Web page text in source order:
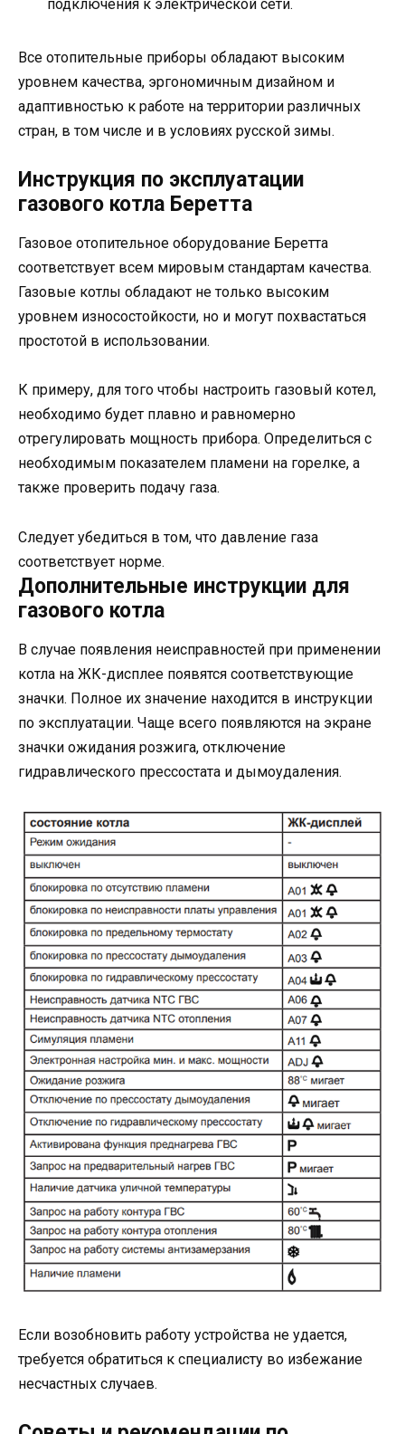
подключения к электрической сети.
Все отопительные приборы обладают высоким
уровнем качества, эргономичным дизайном и
адаптивностью к работе на территории различных
стран, в том числе и в условиях русской зимы.
Инструкция по эксплуатации
газового котла Беретта
Газовое отопительное оборудование Беретта
соответствует всем мировым стандартам качества.
Газовые котлы обладают не только высоким
уровнем износостойкости, но и могут похвастаться
простотой в использовании.
К примеру, для того чтобы настроить газовый котел,
необходимо будет плавно и равномерно
отрегулировать мощность прибора. Определиться с
необходимым показателем пламени на горелке, а
также проверить подачу газа.
Следует убедиться в том, что давление газа
соответствует норме.
Дополнительные инструкции для
газового котла
В случае появления неисправностей при применении
котла на ЖК-дисплее появятся соответствующие
значки. Полное их значение находится в инструкции
по эксплуатации. Чаще всего появляются на экране
значки ожидания розжига, отключение
гидравлического прессостата и дымоудаления.
Если возобновить работу устройства не удается,
требуется обратиться к специалисту во избежание
несчастных случаев.